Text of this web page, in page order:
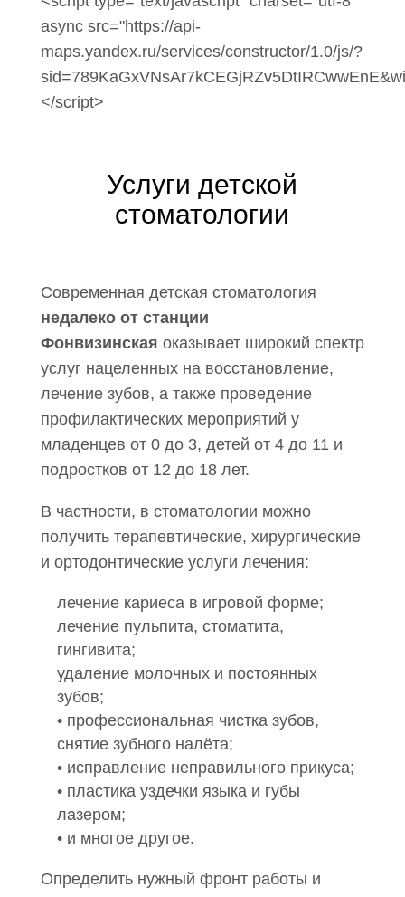
async src="https://api-
maps.yandex.ru/services/constructor/1.0/js/?
</script>
Услуги детской
стоматологии
Современная детская стоматология
недалеко от станции
Фонвизинская оказывает широкий спектр
услуг нацеленных на восстановление,
лечение зубов, а также проведение
профилактических мероприятий у
младенцев от 0 до 3, детей от 4 до 11 и
подростков от 12 до 18 лет.
В частности, в стоматологии можно
получить терапевтические, хирургические
и ортодонтические услуги лечения:
лечение кариеса в игровой форме;
лечение пульпита, стоматита,
гингивита;
удаление молочных и постоянных
зубов;
• профессиональная чистка зубов,
снятие зубного налёта;
• исправление неправильного прикуса;
• пластика уздечки языка и губы
лазером;
• и многое другое.
Определить нужный фронт работы и